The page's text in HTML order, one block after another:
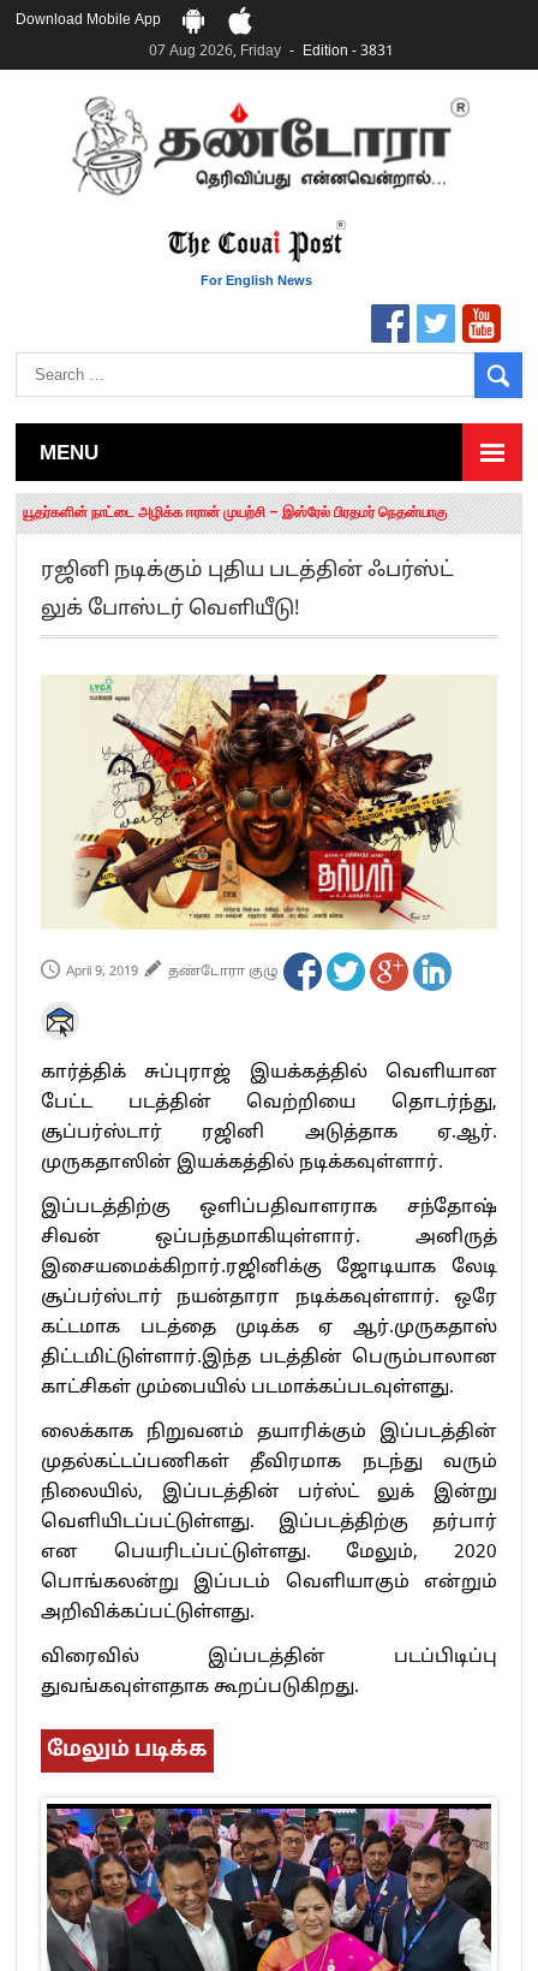
Download Mobile App
07 Aug 2026, Friday
Edition - 3831
For English News
MENU
தமிழக சட்டப்பேரவையில் காலியிடங்கள் 6 ஆக உயர்வு
யூதர்களின் நாட்டை அழிக்க ஈரான் முயற்சி – இஸ்ரேல் பிரதமர் நெதன்யாகு
“மக்களால் நிராகரிக்கப்பட்டவர் ஸ்டாலின்!” – செங்கோட்டையன்
எங்களை நீக்குவதற்கு இபிஎஸ்க்கு அதிகாரம் இல்லை.. – சி. வி.சண்முகம்
எஸ்.பி.வேலுமணி, சி.வி.சண்முகம் உள்ளிட்ட MLA-க்கள் பதவி பறிப்பு
”நீட் தேர்வை முழுமையாக ரத்து செய்ய வேண்டும்”- முதல்வர் விஜய்
தலைவர் அன்புமணி ராமதாஸ்
பிரவீன் சக்ரவர்த்தியின் கருத்து காங்கிரஸ் தலைமையின் கருத்து கிடையாது – கார்த்தி
“ஜெயலலிதா அவர்களே என் ரோல் மாடல்” -பிரேமலதா விஜயகாந்த் பேட்டி
ராகுல் காந்தி கைது – தவெக தலைவர் விஜய் கண்டனம்
செத்து சாம்பல் ஆனாலும் தனித்துதான் போட்டி – சீமான்
பாகிஸ்தானின் அணு ஆயுத மிரட்டலுக்கு அஞ்சமாட்டோம் – இந்தியா
மத்திய ஆசிரியர் தகுதித் தேர்வு: பட்டதாரிகள் அக்.16 வரை விண்ணப்பிக்கலாம்
தமிழக சட்டப்பேரவையில் காலியிடங்கள் 6 ஆக உயர்வு
ரஜினி நடிக்கும் புதிய படத்தின் ஃபர்ஸ்ட்
லுக் போஸ்டர் வெளியீடு!
April 9, 2019 தண்டோரா குழு
கார்த்திக் சுப்புராஜ் இயக்கத்தில் வெளியான
பேட்ட படத்தின் வெற்றியை தொடர்ந்து,
சூப்பர்ஸ்டார் ரஜினி அடுத்தாக ஏ.ஆர்.
முருகதாஸின் இயக்கத்தில் நடிக்கவுள்ளார்.
இப்படத்திற்கு ஒளிப்பதிவாளராக சந்தோஷ்
சிவன் ஒப்பந்தமாகியுள்ளார். அனிருத்
இசையமைக்கிறார்.ரஜினிக்கு ஜோடியாக லேடி
சூப்பர்ஸ்டார் நயன்தாரா நடிக்கவுள்ளார். ஒரே
கட்டமாக படத்தை முடிக்க ஏ ஆர்.முருகதாஸ்
திட்டமிட்டுள்ளார்.இந்த படத்தின் பெரும்பாலான
காட்சிகள் மும்பையில் படமாக்கப்படவுள்ளது.
லைக்காக நிறுவனம் தயாரிக்கும் இப்படத்தின்
முதல்கட்டப்பணிகள் தீவிரமாக நடந்து வரும்
நிலையில், இப்படத்தின் பர்ஸ்ட் லுக் இன்று
வெளியிடப்பட்டுள்ளது. இப்படத்திற்கு தர்பார்
என பெயரிடப்பட்டுள்ளது. மேலும், 2020
பொங்கலன்று இப்படம் வெளியாகும் என்றும்
அறிவிக்கப்பட்டுள்ளது.
விரைவில் இப்படத்தின் படப்பிடிப்பு
துவங்கவுள்ளதாக கூறப்படுகிறது.
மேலும் படிக்க